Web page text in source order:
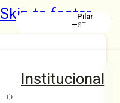
Skip to footer
Institucional
Pilar
—ST —